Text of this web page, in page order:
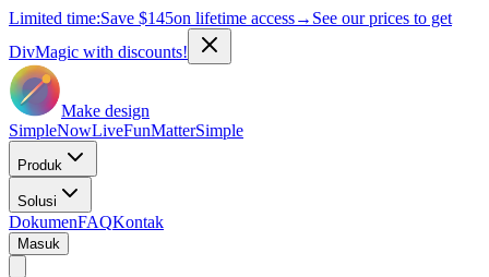
Limited time:Save $145on lifetime access→ See our prices to get
DivMagic with discounts!
Make design
SimpleNowLiveFunMatterSimple
Produk
Solusi
DokumenFAQKontak
Masuk